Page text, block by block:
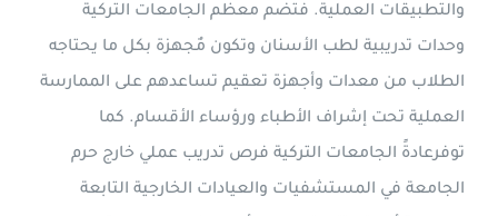
والتطبيقات العملية. فتضم معظم الجامعات التركية
وحدات تدريبية لطب الأسنان وتكون مٌجهزة بكل ما يحتاجه
الطلاب من معدات وأجهزة تعقيم تساعدهم على الممارسة
العملية تحت إشراف الأطباء ورؤساء الأقسام. كما
توفرعادةً الجامعات التركية فرص تدريب عملي خارج حرم
الجامعة في المستشفيات والعيادات الخارجية التابعة